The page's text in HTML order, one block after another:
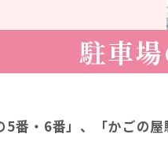
駐車
番・6番」、「かごの